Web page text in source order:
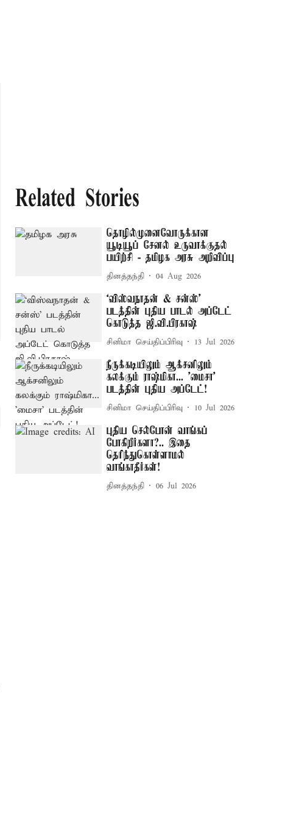
Related Stories
தொழில்முனைவோருக்கான
யூடியூப் சேனல் உருவாக்குதல்
பயிற்சி - தமிழக அரசு அறிவிப்பு
தினத்தந்தி 04 Aug 2026
‘விஸ்வநாதன் & சன்ஸ்’
படத்தின் புதிய பாடல் அப்டேட்
கொடுத்த ஜி.வி.பிரகாஷ்
சினிமா செய்திப்பிரிவு 13 Jul 2026
நீருக்கடியிலும் ஆக்சனிலும்
கலக்கும் ராஷ்மிகா... 'மைசா'
படத்தின் புதிய அப்டேட்!
சினிமா செய்திப்பிரிவு 10 Jul 2026
புதிய செல்போன் வாங்கப்
போகிறீர்களா?.. இதை
தெரிந்துகொள்ளாமல்
வாங்காதீர்கள்!
தினத்தந்தி 06 Jul 2026